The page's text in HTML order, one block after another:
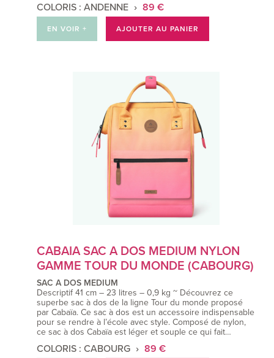
COLORIS : ANDENNE 89 €
EN VOIR + AJOUTER AU PANIER
CABAIA SAC A DOS MEDIUM NYLON
GAMME TOUR DU MONDE (CABOURG)
SAC A DOS MEDIUM
Descriptif 41 cm – 23 litres – 0,9 kg ~ Découvrez ce
superbe sac à dos de la ligne Tour du monde proposé
par Cabaïa. Ce sac à dos est un accessoire indispensable
pour se rendre à l’école avec style. Composé de nylon,
ce sac à dos Cabaïa est léger et souple ce qui fait…
COLORIS : CABOURG 89 €